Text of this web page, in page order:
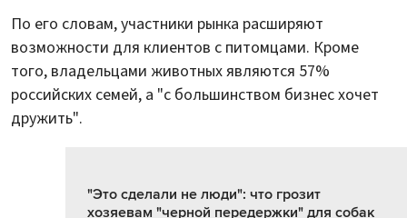
По его словам, участники рынка расширяют
возможности для клиентов с питомцами. Кроме
того, владельцами животных являются 57%
российских семей, а "с большинством бизнес хочет
дружить".
"Это сделали не люди": что грозит
хозяевам "черной передержки" для собак